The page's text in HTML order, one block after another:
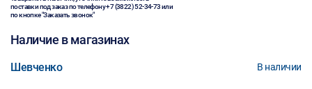
поставки под заказ по телефону+7 (3822) 52-34-73или
по кнопке "Заказать звонок"
Наличие в магазинах
Шевченко В наличии